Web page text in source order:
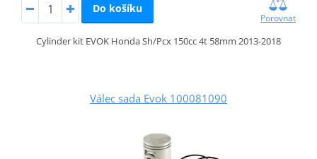
Do košíku
Porovnat
Cylinder kit EVOK Honda Sh/Pcx 150cc 4t 58mm 2013-2018
Válec sada Evok 100081090